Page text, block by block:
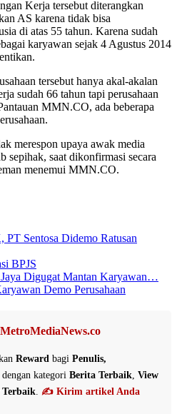
Kerja tersebut diterangkan
AS karena tidak bisa
di atas 55 tahun. Karena sudah
karyawan sejak 4 Agustus 2014
tersebut hanya akal-akalan
sudah 66 tahun tapi perusahaan
MMN.CO, ada beberapa
merespon upaya awak media
sepihak, saat dikonfirmasi secara
menemui MMN.CO.
Sentosa Didemo Ratusan
BPJS
Digugat Mantan Karyawan…
Demo Perusahaan
Reward bagi Penulis,
dengan kategori Berita Terbaik View
✍️ Kirim artikel Anda